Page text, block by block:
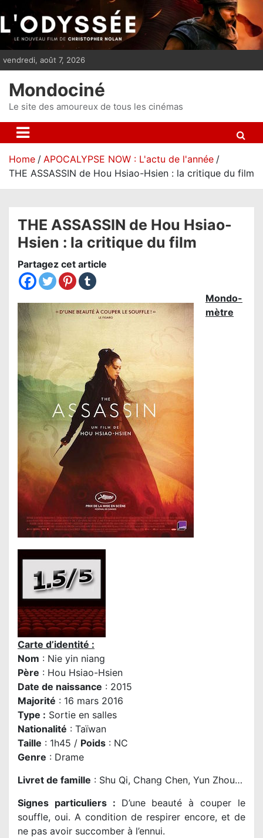
i
p
n
vendredi, août 7, 2026
Mondociné
Le site des amoureux de tous les cinémas
Home
APOCALYPSE NOW : L'actu de l'année
THE ASSASSIN de Hou Hsiao-Hsien : la critique du film
THE ASSASSIN de Hou Hsiao-
Hsien : la critique du film
Partagez cet article
Mondo-
mètre
Carte d’identité :
Nom : Nie yin niang
Père : Hou Hsiao-Hsien
Date de naissance : 2015
Majorité : 16 mars 2016
Type : Sortie en salles
Nationalité : Taïwan
Taille : 1h45 / Poids : NC
Genre : Drame
Livret de famille : Shu Qi, Chang Chen, Yun Zhou…
Signes particuliers : D’une beauté à couper le
souffle, oui. A condition de respirer encore, et de
ne pas avoir succomber à l’ennui.